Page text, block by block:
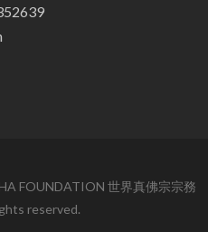
FOUNDATION 世界真佛宗宗務
reserved.